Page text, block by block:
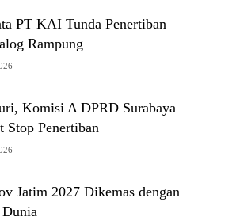
PT KAI Tunda Penertiban
Rampung
Komisi A DPRD Surabaya
Stop Penertiban
Jatim 2027 Dikemas dengan
Dunia